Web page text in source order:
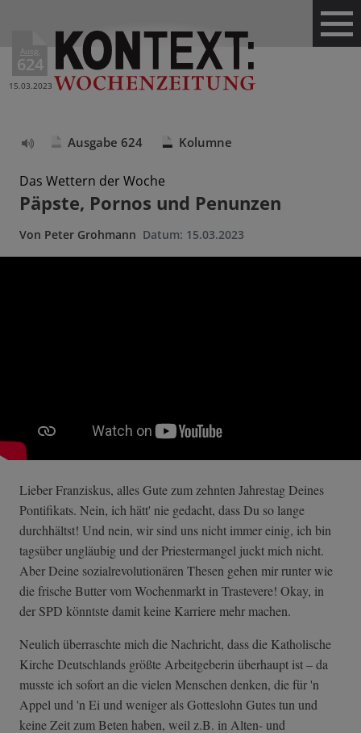
Ausg.
624
15.03.2023
vorlesen
Ausgabe 624 Kolumne
Das Wettern der Woche
Päpste, Pornos und Penunzen
Von Peter Grohmann Datum: 15.03.2023
Lieber Franziskus, alles Gute zum zehnten Jahrestag Deines
Pontifikats. Nein, ich hätt' nie gedacht, dass Du so lange
durchhältst! Und nein, wir sind uns nicht immer einig, ich bin
tagsüber ungläubig und der Priestermangel juckt mich nicht.
Aber Deine sozialrevolutionären Thesen gehen mir runter wie
die frische Butter vom Wochenmarkt in Trastevere! Okay, in
der SPD könntste damit keine Karriere mehr machen.
Neulich überraschte mich die Nachricht, dass die Katholische
Kirche Deutschlands größte Arbeitgeberin überhaupt ist – da
musste ich sofort an die vielen Menschen denken, die für 'n
Appel und 'n Ei und weniger als Gotteslohn Gutes tun und
keine Zeit zum Beten haben, weil z.B. in Alten- und